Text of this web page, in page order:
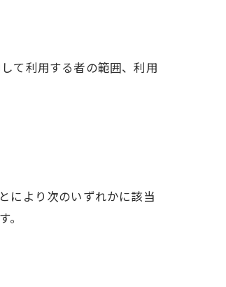
て利用する者の範囲、利用
により次のいずれかに該当